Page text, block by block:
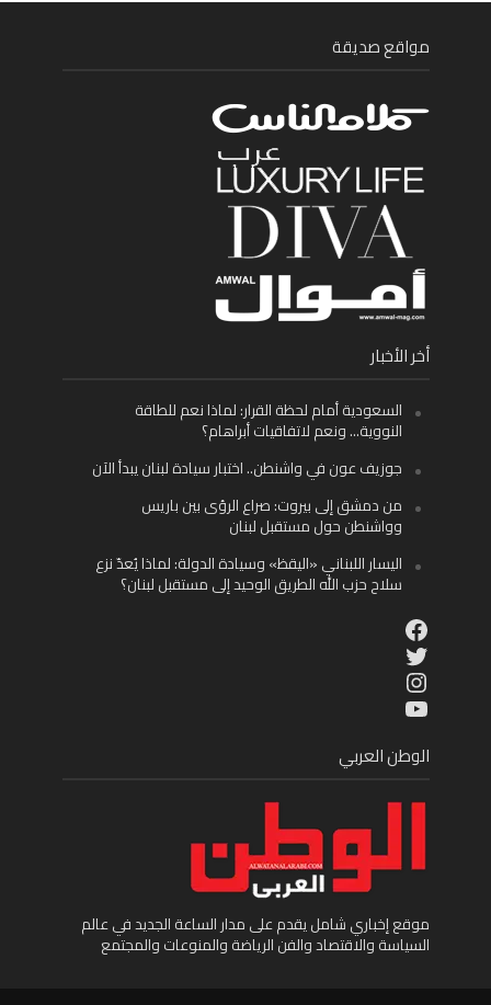
مواقع صديقة
أخر الأخبار
السعودية أمام لحظة القرار: لماذا نعم للطاقة
النووية… ونعم لاتفاقيات أبراهام؟
جوزيف عون في واشنطن.. اختبار سيادة لبنان يبدأ الآن
من دمشق إلى بيروت: صراع الرؤى بين باريس
وواشنطن حول مستقبل لبنان
اليسار اللبناني «اليقظ» وسيادة الدولة: لماذا يُعدّ نزع
سلاح حزب الله الطريق الوحيد إلى مستقبل لبنان؟
Facebook
Twitter
Instagram
YouTube
الوطن العربي
موقع إخباري شامل يقدم على مدار الساعة الجديد في عالم
السياسة والاقتصاد والفن الرياضة والمنوعات والمجتمع